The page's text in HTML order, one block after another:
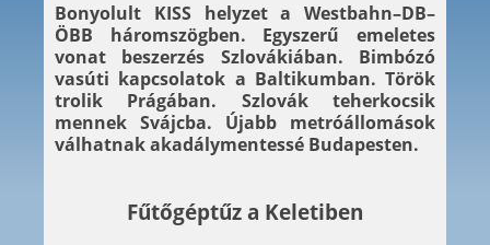
Bonyolult KISS helyzet a Westbahn–DB–
ÖBB háromszögben. Egyszerű emeletes
vonat beszerzés Szlovákiában. Bimbózó
vasúti kapcsolatok a Baltikumban. Török
trolik Prágában. Szlovák teherkocsik
mennek Svájcba. Újabb metróállomások
válhatnak akadálymentessé Budapesten.
Fűtőgéptűz a Keletiben